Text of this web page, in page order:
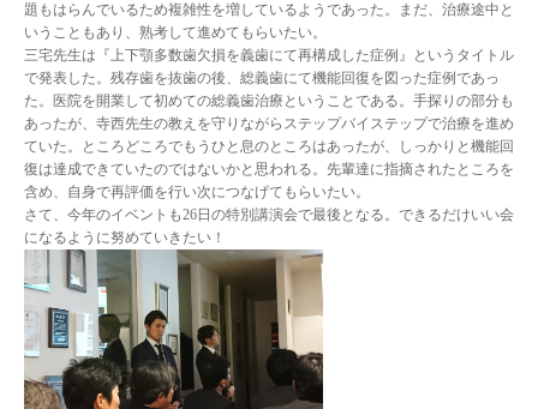
題もはらんでいるため複雑性を増しているようであった。まだ、治療途中と
いうこともあり、熟考して進めてもらいたい。
三宅先生は『上下顎多数歯欠損を義歯にて再構成した症例』というタイトル
で発表した。残存歯を抜歯の後、総義歯にて機能回復を図った症例であっ
た。医院を開業して初めての総義歯治療ということである。手探りの部分も
あったが、寺西先生の教えを守りながらステップバイステップで治療を進め
ていた。ところどころでもうひと息のところはあったが、しっかりと機能回
復は達成できていたのではないかと思われる。先輩達に指摘されたところを
含め、自身で再評価を行い次につなげてもらいたい。
さて、今年のイベントも26日の特別講演会で最後となる。できるだけいい会
になるように努めていきたい！